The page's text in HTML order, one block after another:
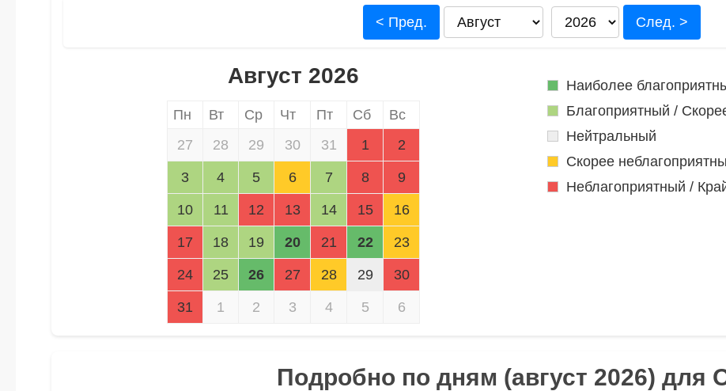
< Пред. След. >
Август 2026
Пн Вт Ср Чт Пт Сб
Вс
27
28 29 30 31 1 2
3 4 5 6 7 8 9
10 11 12 13 14 15 16
17 18 19 20 21 22 23
24 25 26 27 28 29 30
31 1 2 3 4 5 6
Наиболее
Благоприятный /
Нейтральный
Скорее
Неблагоприятный /
Подробно по дням (август 2026) для